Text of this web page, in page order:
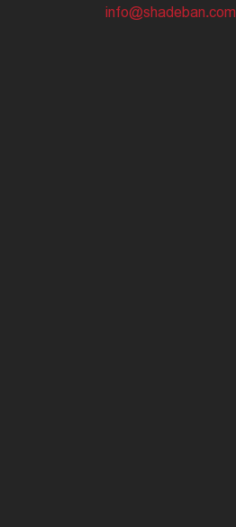
info@shadeban.com